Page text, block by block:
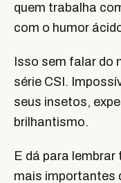
quem trabalha
com o humor
Isso sem falar do
série CSI.
seus insetos,
brilhantismo.
E dá para
mais importantes